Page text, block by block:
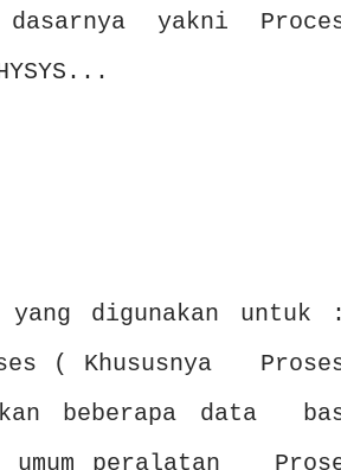
yakni
digunakan untuk
( Khususnya
beberapa data
umum peralatan